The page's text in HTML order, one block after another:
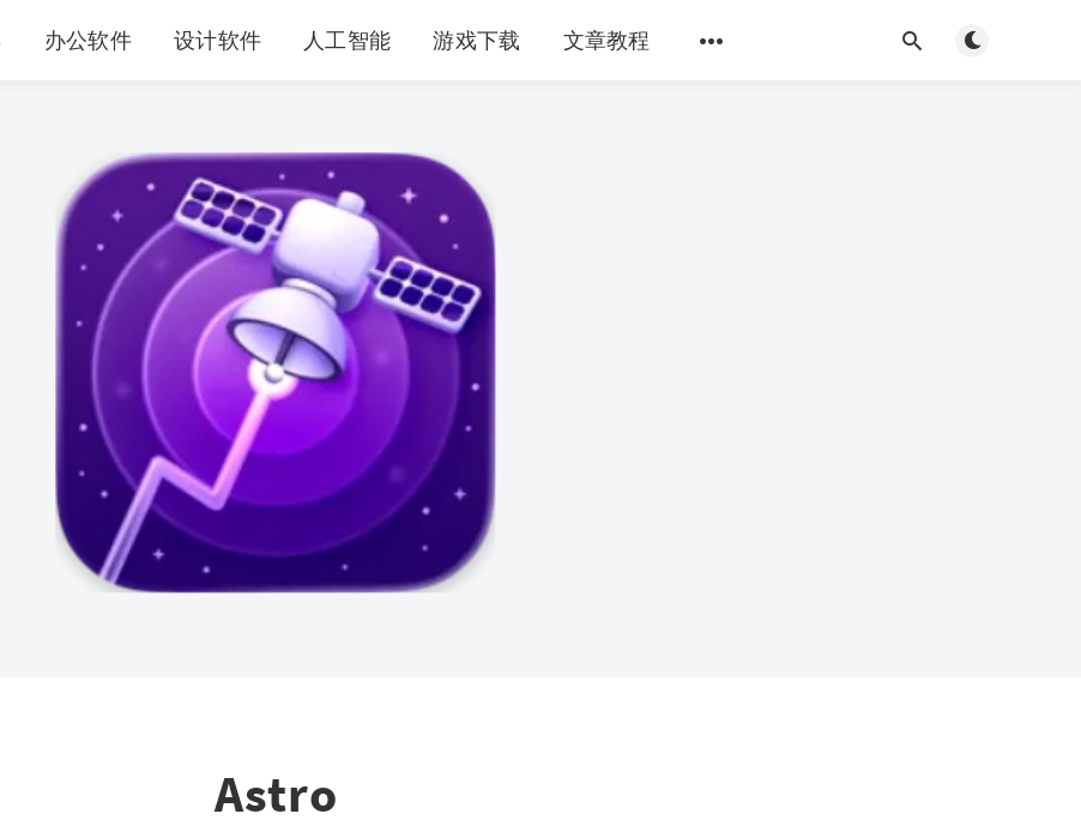
办公软件 设计软件 人工智能 游戏下载 文章教程 Toggle light/
Astro